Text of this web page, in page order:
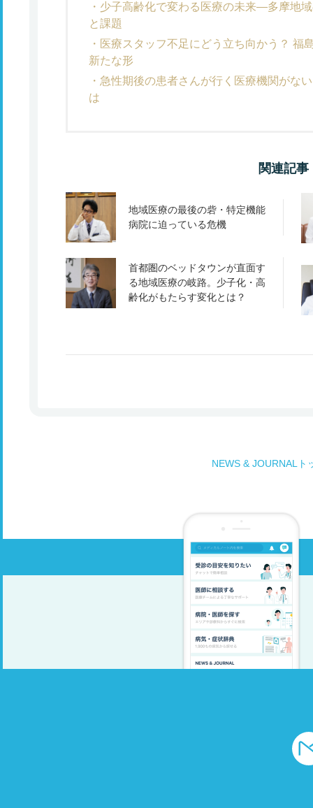
少子高齢化で変わる医療の未来―多摩地
と課題
医療スタッフ不足にどう立ち向かう？ 福
新たな形
急性期後の患者さんが行く医療機関がな
は
関連記事
地域医療の最後の砦・特定機能
病院に迫っている危機
首都圏のベッドタウンが直面す
る地域医療の岐路。少子化・高
齢化がもたらす変化とは？
NEWS & JOURNALト